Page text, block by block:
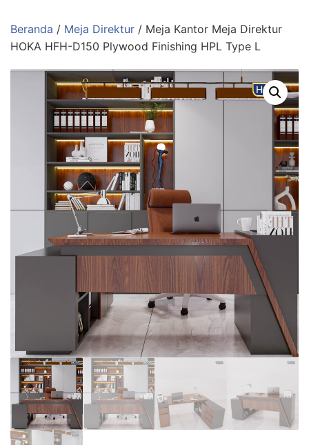
ke
konten
Beranda / Meja Direktur / Meja Kantor Meja Direktur
HOKA HFH-D150 Plywood Finishing HPL Type L